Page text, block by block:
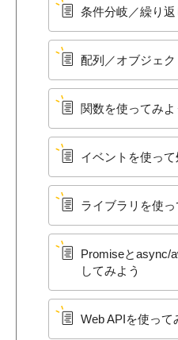
条件分岐／繰り
配列／オブジェ
関数を​使ってみよ
イベントを​使っ
ライブラリを​使っ
Promiseと​async/
してみよう
Web APIを​使って